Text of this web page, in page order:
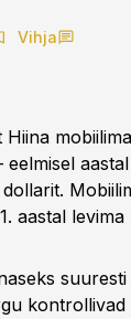
Vihja
eelmisel
aastal
kontrollivad